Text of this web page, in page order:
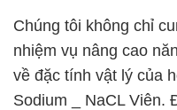
Chúng tôi không chỉ
nhiệm vụ nâng cao
về đặc tính vật lý của
Sodium _ NaCL Viên.